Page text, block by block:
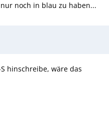
noch in blau zu haben...
hinschreibe, wäre das